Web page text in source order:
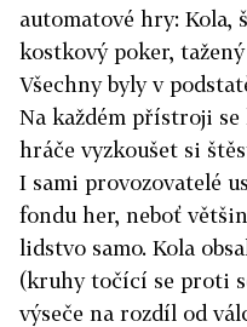
automatové hry: Kola,
kostkový poker,
Všechny byly v
Na každém přístroji
hráče vyzkoušet si
I sami provozovatelé
fondu her, neboť
lidstvo samo. Kola
(kruhy točící se proti
výseče na rozdíl od